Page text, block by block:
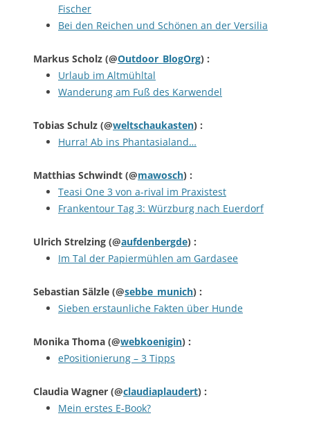
Fischer
Bei den Reichen und Schönen an der Versilia
Markus Scholz (@Outdoor_BlogOrg) :
Urlaub im Altmühltal
Wanderung am Fuß des Karwendel
Tobias Schulz (@weltschaukasten) :
Hurra! Ab ins Phantasialand…
Matthias Schwindt (@mawosch) :
Teasi One 3 von a-rival im Praxistest
Frankentour Tag 3: Würzburg nach Euerdorf
Ulrich Strelzing (@aufdenbergde) :
Im Tal der Papiermühlen am Gardasee
Sebastian Sälzle (@sebbe_munich) :
Sieben erstaunliche Fakten über Hunde
Monika Thoma (@webkoenigin) :
ePositionierung – 3 Tipps
Claudia Wagner (@claudiaplaudert) :
Mein erstes E-Book?